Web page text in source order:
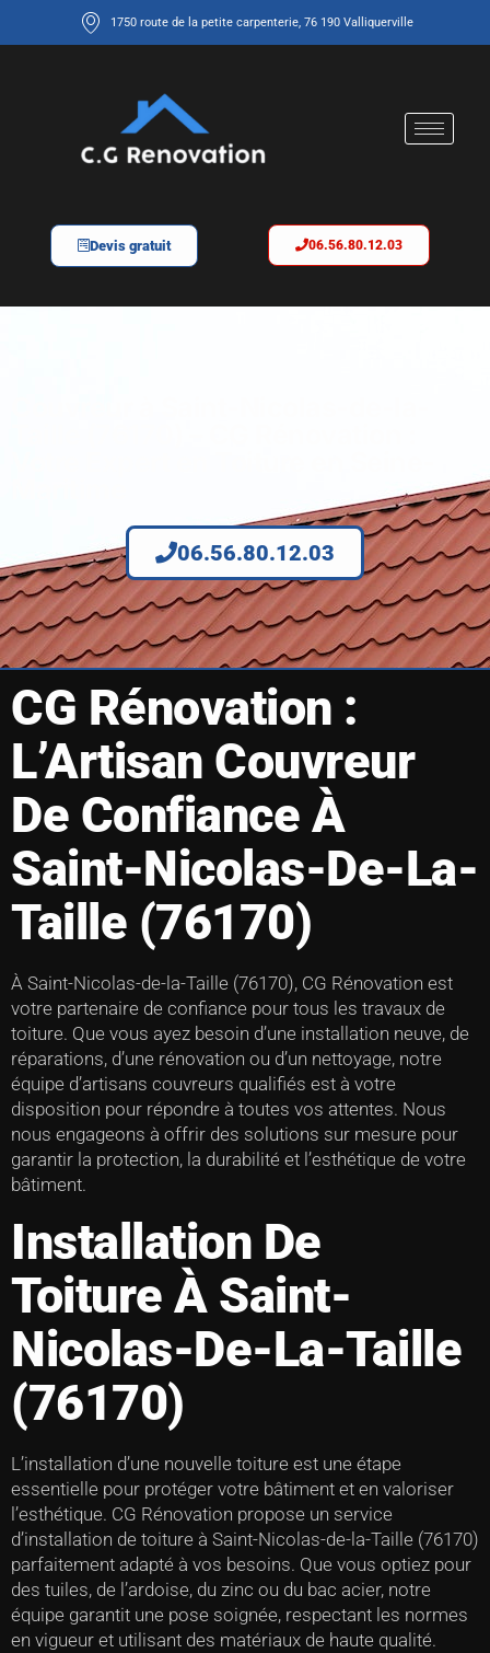
1750 route de la petite carpenterie, 76 190 Valliquerville
Devis gratuit 06.56.80.12.03
06.56.80.12.03
CG Rénovation :
L’Artisan Couvreur
De Confiance À
Saint-Nicolas-De-La-
Taille (76170)
À Saint-Nicolas-de-la-Taille (76170), CG Rénovation est
votre partenaire de confiance pour tous les travaux de
toiture. Que vous ayez besoin d’une installation neuve, de
réparations, d’une rénovation ou d’un nettoyage, notre
équipe d’artisans couvreurs qualifiés est à votre
disposition pour répondre à toutes vos attentes. Nous
nous engageons à offrir des solutions sur mesure pour
garantir la protection, la durabilité et l’esthétique de votre
bâtiment.
Installation De
Toiture À Saint-
Nicolas-De-La-Taille
(76170)
L’installation d’une nouvelle toiture est une étape
essentielle pour protéger votre bâtiment et en valoriser
l’esthétique. CG Rénovation propose un service
d’installation de toiture à Saint-Nicolas-de-la-Taille (76170)
parfaitement adapté à vos besoins. Que vous optiez pour
des tuiles, de l’ardoise, du zinc ou du bac acier, notre
équipe garantit une pose soignée, respectant les normes
en vigueur et utilisant des matériaux de haute qualité.